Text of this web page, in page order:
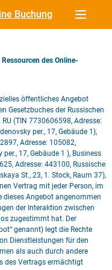
Buchung
des Online-
öffentliches Angebot
Gesetzbuches der Russischen
(TIN 7730606598, Adresse:
per., 17, Gebäude 1),
Adresse: 105082,
17, Gebäude 1 ), Business
Adresse: 443100, Russische
St., 23, 1. Stock, Raum 37),
Vertrag mit jeder Person, im
dieses Angebot angenommen
der Interaktion zwischen
zugestimmt hat. Der
genannt) legt die Rechte
Dienstleistungen für den
als auch durch andere
des Vertrags ermächtigt